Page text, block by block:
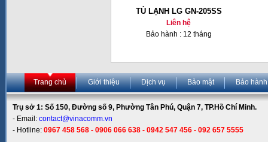
TỦ LẠNH LG GN-205SS
Liên hệ
Bảo hành : 12 tháng
Trang chủ Giới thiệu Dịch vụ Bảo mật Bảo hành
Trụ sở 1: Số 150, Đường số 9, Phường Tân Phú, Quận 7, TP.Hồ Chí Minh.
- Email: contact@vinacomm.vn
- Hotline: 0967 458 568 - 0906 066 638 - 0942 547 456 - 092 657 5555